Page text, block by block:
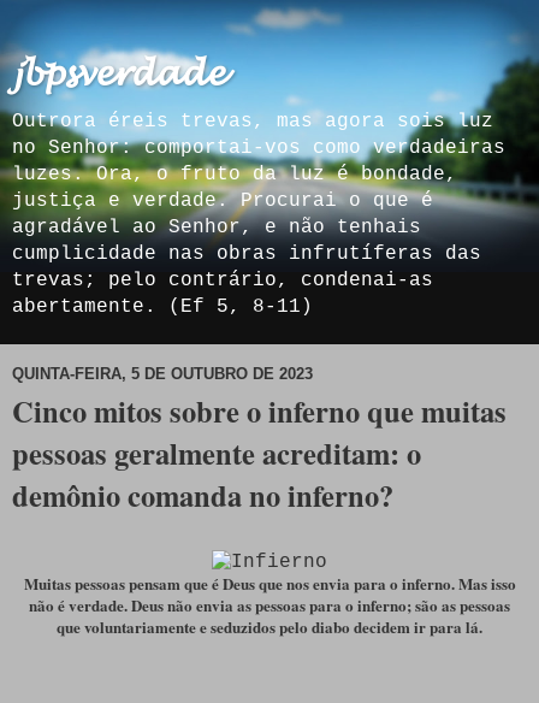
𝓳𝓫𝓹𝓼𝓿𝓮𝓻𝓭𝓪𝓭𝓮
Outrora éreis trevas, mas agora sois luz
no Senhor: comportai-vos como verdadeiras
luzes. Ora, o fruto da luz é bondade,
justiça e verdade. Procurai o que é
agradável ao Senhor, e não tenhais
cumplicidade nas obras infrutíferas das
trevas; pelo contrário, condenai-as
abertamente. (Ef 5, 8-11)
QUINTA-FEIRA, 5 DE OUTUBRO DE 2023
Cinco mitos sobre o inferno que muitas
pessoas geralmente acreditam: o
demônio comanda no inferno?
Muitas pessoas pensam que é Deus que nos envia para o inferno. Mas isso
não é verdade. Deus não envia as pessoas para o inferno; são as pessoas
que voluntariamente e seduzidos pelo diabo decidem ir para lá.